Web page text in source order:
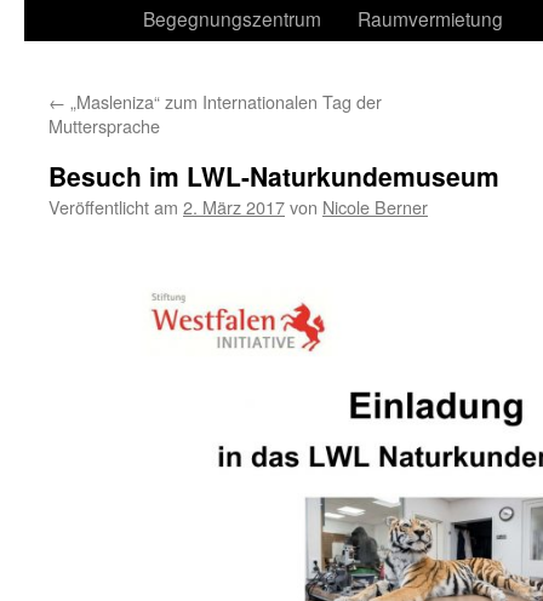
Begegnungszentrum
Raumvermietung
← „Masleniza“ zum Internationalen Tag der
Muttersprache
Besuch im LWL-Naturkundemuseum
Veröffentlicht am 2. März 2017von Nicole Berner